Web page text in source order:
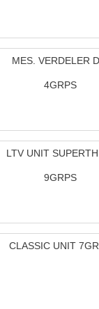
MES. VERDELER
4GRPS
LTV UNIT
9GRPS
CLASSIC UNIT